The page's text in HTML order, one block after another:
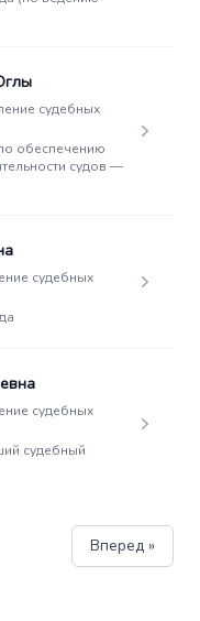
судебных
обеспечению
судов —
судебных
судебных
судебный
Вперед »